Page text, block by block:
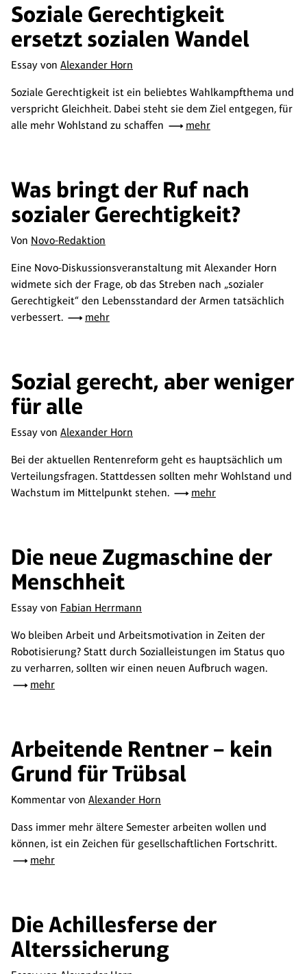
Soziale Gerechtigkeit
ersetzt sozialen Wandel
Essay von Alexander Horn
Soziale Gerechtigkeit ist ein beliebtes Wahlkampfthema und
verspricht Gleichheit. Dabei steht sie dem Ziel entgegen, für
alle mehr Wohlstand zu schaffen
mehr
Was bringt der Ruf nach
sozialer Gerechtigkeit?
Von Novo-Redaktion
Eine Novo-Diskussionsveranstaltung mit Alexander Horn
widmete sich der Frage, ob das Streben nach „sozialer
Gerechtigkeit“ den Lebensstandard der Armen tatsächlich
verbessert.
mehr
Sozial gerecht, aber weniger
für alle
Essay von Alexander Horn
Bei der aktuellen Rentenreform geht es hauptsächlich um
Verteilungsfragen. Stattdessen sollten mehr Wohlstand und
Wachstum im Mittelpunkt stehen.
mehr
Die neue Zugmaschine der
Menschheit
Essay von Fabian Herrmann
Wo bleiben Arbeit und Arbeitsmotivation in Zeiten der
Robotisierung? Statt durch Sozialleistungen im Status quo
zu verharren, sollten wir einen neuen Aufbruch wagen.
mehr
Arbeitende Rentner – kein
Grund für Trübsal
Kommentar von Alexander Horn
Dass immer mehr ältere Semester arbeiten wollen und
können, ist ein Zeichen für gesellschaftlichen Fortschritt.
mehr
Die Achillesferse der
Alterssicherung